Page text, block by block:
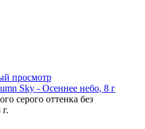
просмотр
Sky - Осеннее небо, 8 г
серого оттенка без